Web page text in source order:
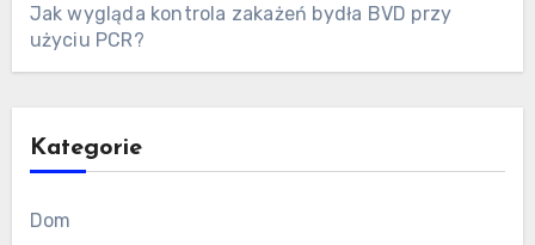
Jak wygląda kontrola zakażeń bydła BVD przy
użyciu PCR?
Kategorie
Dom